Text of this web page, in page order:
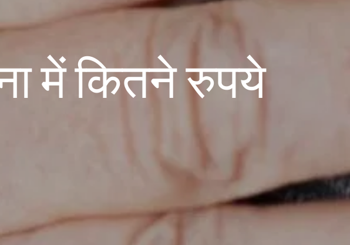
में कितने रुपये